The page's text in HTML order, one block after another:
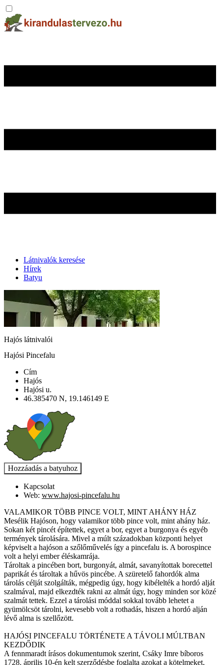
Látnivalók keresése
Hírek
Batyu
Hajós látnivalói
Hajósi Pincefalu
Cím
Hajós
Hajósi u.
46.385470 N, 19.146149 E
Kapcsolat
Web: www.hajosi-pincefalu.hu
VALAMIKOR TÖBB PINCE VOLT, MINT AHÁNY HÁZ
Mesélik Hajóson, hogy valamikor több pince volt, mint ahány ház.
Sokan két pincét építettek, egyet a bor, egyet a burgonya és egyéb
termények tárolására. Mivel a múlt századokban központi helyet
képviselt a hajóson a szőlőművelés így a pincefalu is. A borospince
volt a helyi ember éléskamrája.
Tároltak a pincében bort, burgonyát, almát, savanyítottak borecettel
paprikát és tároltak a hűvös pincébe. A szüretelő fahordók alma
tárolás célját szolgálták, mégpedig úgy, hogy kibélelték a hordó alját
szalmával, majd elkezdték rakni az almát úgy, hogy minden sor közé
szalmát tettek. Ezzel a tárolási móddal sokkal tovább lehetet a
gyümölcsöt tárolni, kevesebb volt a rothadás, hiszen a hordó alján
lévő alma is szellőzött.
HAJÓSI PINCEFALU TÖRTÉNETE A TÁVOLI MÚLTBAN
KEZDŐDIK
A fennmaradt írásos dokumentumok szerint, Csáky Imre bíboros
1728. április 10-én kelt szerződésbe foglalta azokat a kötelmeket,